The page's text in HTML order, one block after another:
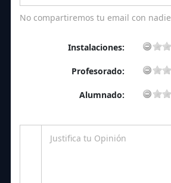
No compartiremos tu email con nadie
Instalaciones:
Profesorado:
Alumnado: